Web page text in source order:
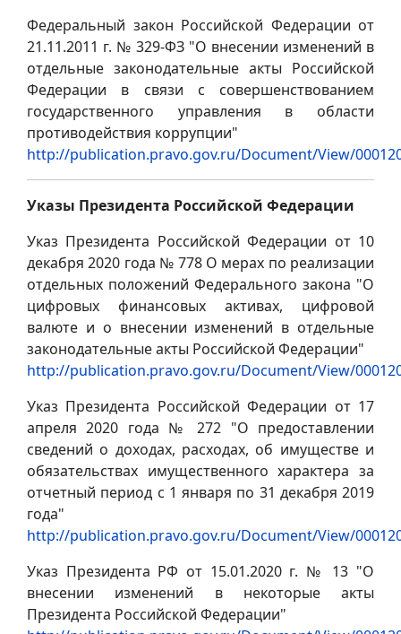
Федеральный закон Российской Федерации от
21.11.2011 г. № 329-ФЗ "О внесении изменений в
отдельные законодательные акты Российской
Федерации в связи с совершенствованием
государственного управления в области
противодействия коррупции"
http://publication.pravo.gov.ru/Document/View/
Указы Президента Российской Федерации
Указ Президента Российской Федерации от 10
декабря 2020 года № 778 О мерах по реализации
отдельных положений Федерального закона "О
цифровых финансовых активах, цифровой
валюте и о внесении изменений в отдельные
законодательные акты Российской Федерации"
http://publication.pravo.gov.ru/Document/View/
Указ Президента Российской Федерации от 17
апреля 2020 года № 272 "О предоставлении
сведений о доходах, расходах, об имуществе и
обязательствах имущественного характера за
отчетный период с 1 января по 31 декабря 2019
года"
http://publication.pravo.gov.ru/Document/View/
Указ Президента РФ от 15.01.2020 г. № 13 "О
внесении изменений в некоторые акты
Президента Российской Федерации"